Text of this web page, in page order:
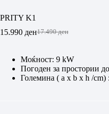
PRITY K1
17.490ден
Original
was:
17.490 ден.
15.990 денCurrent
is:
15.990 ден.
Моќност: 9 kW
Погоден за простории
Големина ( a x b x h /cm)